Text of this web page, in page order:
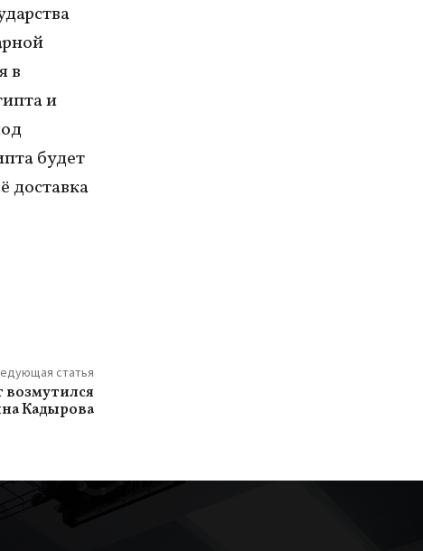
в
и
будет
доставка
статья
возмутился
Кадырова